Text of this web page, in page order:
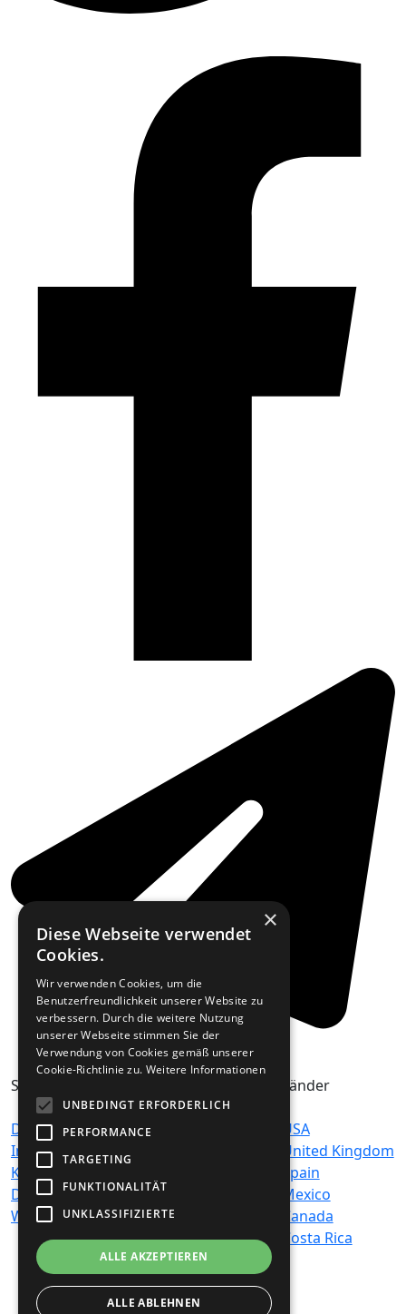
Seiten
Datenschutz
Impressum /
Kontakt
Disclaimer
Werbehinweis
Hits
Country
Ambient
Chillout
Classic Rock
Oldies
Easy Listening
Länder
USA
United Kingdom
Spain
Mexico
Canada
Costa Rica
×
Diese Webseite verwendet
Cookies.
Wir verwenden Cookies, um die
Benutzerfreundlichkeit unserer Website zu
verbessern. Durch die weitere Nutzung
unserer Webseite stimmen Sie der
Verwendung von Cookies gemäß unserer
Cookie-Richtlinie zu. Weitere Informationen
UNBEDINGT ERFORDERLICH
PERFORMANCE
TARGETING
FUNKTIONALITÄT
UNKLASSIFIZIERTE
ALLE AKZEPTIEREN
ALLE ABLEHNEN